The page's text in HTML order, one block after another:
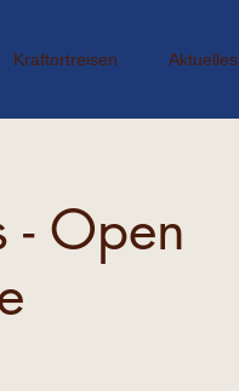
Kraftortreisen Aktuelles
- Open